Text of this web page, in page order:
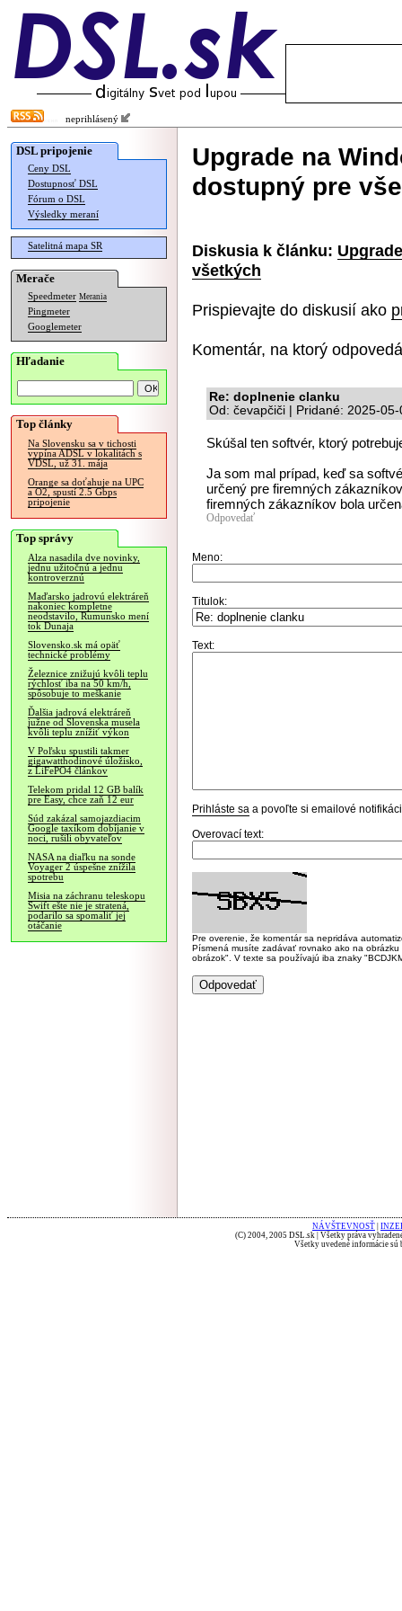
neprihlásený
DSL pripojenie
Ceny DSL
Dostupnosť DSL
Fórum o DSL
Výsledky meraní
Satelitná mapa SR
Merače
Speedmeter Merania
Pingmeter
Googlemeter
Hľadanie
Top články
Na Slovensku sa v tichosti
vypína ADSL v lokalitách s
VDSL, už 31. mája
Orange sa doťahuje na UPC
a O2, spustí 2.5 Gbps
pripojenie
Top správy
Alza nasadila dve novinky,
jednu užitočnú a jednu
kontroverznú
Maďarsko jadrovú elektráreň
nakoniec kompletne
neodstavilo, Rumunsko mení
tok Dunaja
Slovensko.sk má opäť
technické problémy
Železnice znižujú kvôli teplu
rýchlosť iba na 50 km/h,
spôsobuje to meškanie
Ďalšia jadrová elektráreň
južne od Slovenska musela
kvôli teplu znížiť výkon
V Poľsku spustili takmer
gigawatthodinové úložisko,
z LiFePO4 článkov
Telekom pridal 12 GB balík
pre Easy, chce zaň 12 eur
Súd zakázal samojazdiacim
Google taxíkom dobíjanie v
noci, rušili obyvateľov
NASA na diaľku na sonde
Voyager 2 úspešne znížila
spotrebu
Misia na záchranu teleskopu
Swift ešte nie je stratená,
podarilo sa spomaliť jej
otáčanie
Upgrade na
dostupný pre
Diskusia k článku:
všetkých
Prispievajte do diskusií ako
Komentár, na ktorý
Re: doplnenie clanku
Od: čevapčiči | Pridané: 2025-
Skúšal ten softvér, ktorý
Ja som mal prípad, keď sa
určený pre firemných
firemných zákazníkov bola
Odpovedať
Meno:
Titulok:
Text:
Prihláste sa a povoľte si emailové
Overovací text:
Pre overenie, že komentár sa nepridáva
Písmená musíte zadávať rovnako ako na
obrázok". V texte sa používajú iba znaky
NÁVŠTEVNOSŤ
(C) 2004, 2005 DSL.sk | Všetky práva
Všetky uvedené informácie sú